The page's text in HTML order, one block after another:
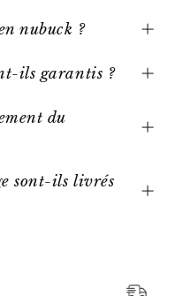
nubuck ?
ils garantis ?
du
sont-ils livrés